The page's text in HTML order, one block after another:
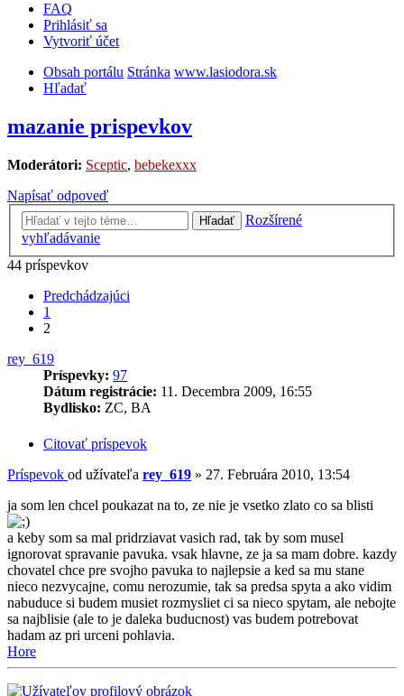
FAQ
Prihlásiť sa
Vytvoriť účet
Obsah portálu Stránka www.lasiodora.sk
Hľadať
mazanie prispevkov
Moderátori: Sceptic, bebekexxx
Napísať odpoveď
Hľadať
Rozšírené
vyhľadávanie
44 príspevkov
Predchádzajúci
1
2
rey_619
Príspevky: 97
Dátum registrácie: 11. Decembra 2009, 16:55
Bydlisko: ZC, BA
Citovať príspevok
Príspevok od užívateľa rey_619 » 27. Februára 2010, 13:54
ja som len chcel poukazat na to, ze nie je vsetko zlato co sa blisti
a keby som sa mal pridrziavat vasich rad, tak by som musel
ignorovat spravanie pavuka. vsak hlavne, ze ja sa mam dobre. kazdy
chovatel chce pre svojho pavuka to najlepsie a ked sa mu stane
nieco nezvycajne, comu nerozumie, tak sa predsa spyta a ako vidim
nabuduce si budem musiet rozmysliet ci sa nieco spytam, ale nebojte
sa najblisie (ale to je daleka buducnost) vas budem potrebovat
hadam az pri urceni pohlavia.
Hore